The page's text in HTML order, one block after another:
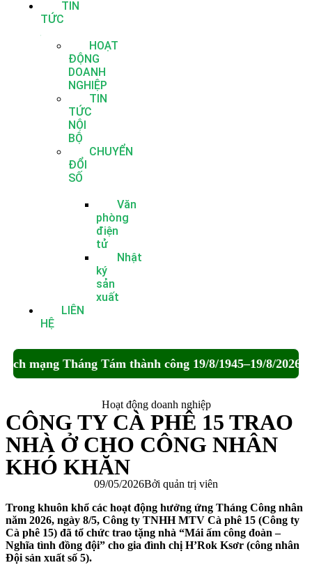
TIN
TỨC
HOẠT
ĐỘNG
DOANH
NGHIỆP
TIN
TỨC
NỘI
BỘ
CHUYỂN
ĐỔI
SỐ
Văn
phòng
điện
tử
Nhật
ký
sản
xuất
LIÊN
HỆ
mạng Tháng Tám thành công 19/8/1945–19/8/
Hoạt động doanh nghiệp
CÔNG TY CÀ PHÊ 15 TRAO
NHÀ Ở CHO CÔNG NHÂN
KHÓ KHĂN
09/05/2026Bởi quản trị viên
Trong khuôn khổ các hoạt động hưởng ứng Tháng Công nhân
năm 2026, ngày 8/5, Công ty TNHH MTV Cà phê 15 (Công ty
Cà phê 15) đã tổ chức trao tặng nhà “Mái ấm công đoàn –
Nghĩa tình đồng đội” cho gia đình chị H’Rok Ksơr (công nhân
Đội sản xuất số 5).